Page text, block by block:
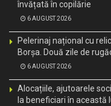
învățată în copilărie
6 AUGUST 2026
Pelerinaj național cu
Borșa. Două zile de
6 AUGUST 2026
Alocațiile, ajutoarele
la beneficiari în această